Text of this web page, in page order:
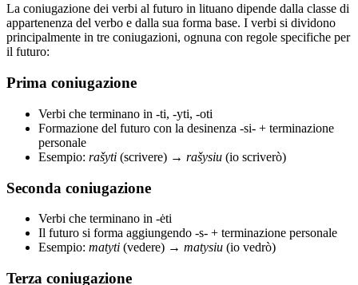
La coniugazione dei verbi al futuro in lituano dipende dalla classe di
appartenenza del verbo e dalla sua forma base. I verbi si dividono
principalmente in tre coniugazioni, ognuna con regole specifiche per
il futuro:
Prima coniugazione
Verbi che terminano in -ti, -yti, -oti
Formazione del futuro con la desinenza -si- + terminazione
personale
Esempio: rašyti (scrivere) → rašysiu (io scriverò)
Seconda coniugazione
Verbi che terminano in -ėti
Il futuro si forma aggiungendo -s- + terminazione personale
Esempio: matyti (vedere) → matysiu (io vedrò)
Terza coniugazione